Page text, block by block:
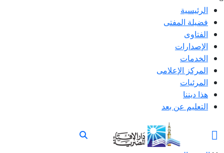
الرئيسية
فضيلة المفتى
الفتاوى
الإصدارات
الخدمات
المركز الإعلامى
المرئيات
هذا ديننا
التعليم عن بعد